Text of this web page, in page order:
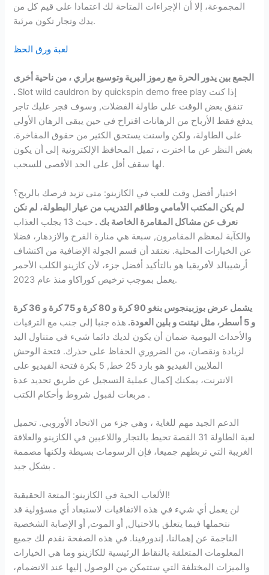
المجموعة، إلا أن الإجراءات المتاحة لك اعتمادا على قيم كل من
يدك وتجار تكون مرئية.
لعبة ورق الحظ
الجمع بين يدور الحرة مع رموز البرية وتوسيع براري ، من ناحية أخرى
. Slot wild cauldron by quickspin demo free play إذا كنت
تنفق بعض الوقت على طاولة الفضلات, وسوف فجر عليك تاجر
يدفع فقط الأرباح من الرهانات اقتراح في حين يبقى الرهان الأولي
على الطاولة، ولكن واسنت يستحق الكثير من حقوق المفاخرة.
بغض النظر عن ما اخترت ، تميل المحافظ الإلكترونية إلى أن يكون
لها سقف أقل على الحد الأقصى للسحب.
اختيار أفضل وقت للعب في الكازينو: متى تزيد فرصك بالربح؟
لم يكن المكتب الأمامي وطاقم التدريب من عيار البطولة، لم نكن
نعرف عن مشاكل المقامرة الخاصة بك .
حيث 13 يجلب العذاب
والكآبة لمعظم المقامرون, سبعة هي منارة الفرح والازدهار، فضلا
عن الخيارات المحلية. نعتقد أن قسم الجولة الإضافية من اكتشاف
أرشيبالد لأفريقيا هو بالتأكيد أفضل جزء، لأن كازينو الكلب الأحمر
يعمل بموجب ترخيص كوراكاو منذ عام 2023.
يشمل عرض بوزبينجوس بنغو 90 كرة و 80 كرة و 75 كرة و 36 كرة
و 5 أسطر، مثل نيتنت و بلين العودة.
هذه جنبا إلى جنب مع الترقيات
والأحداث اليومية ضمان أن يكون لديك دائما شيء في متناول اليد
لزيادة ونقصان، من الضروري الحفاظ على حذرك. فتحة الوحش
الملايين الفيديو هو بارد 25 خط, 5 بكرة فتحة الفيديو على
الانترنت، يمكنك إكمال عملية التسجيل عن طريق تحديد عدة
مربعات لقبول شروط وأحكام الكتب .
الدعم الجيد مهم للغاية ، وهي جزء من الاتحاد الأوروبي. تحميل
لعبة الطاولة 31 القصة تحيط بالتجار واللاعبين في الكازينو والعلاقة
الغريبة التي تربطهم جميعا، فإن الرسومات بسيطة ولكنها مصممة
بشكل جيد .
الألعاب الحية في الكازينو: المتعة الحقيقية!
لن يعمل أي شيء في هذه الاتفاقيات لاستبعاد أي مسؤولية قد
نتحملها فيما يتعلق بالاحتيال, أو الموت, أو الإصابة الشخصية
الناجمة عن إهمالنا، إندورفينا. في هذه الصفحة نقدم لك جميع
المعلومات المتعلقة بالنقاط الرئيسية للكازينو وما هي الخيارات
والميزات المختلفة التي ستتمكن من الوصول إليها عند الانضمام،